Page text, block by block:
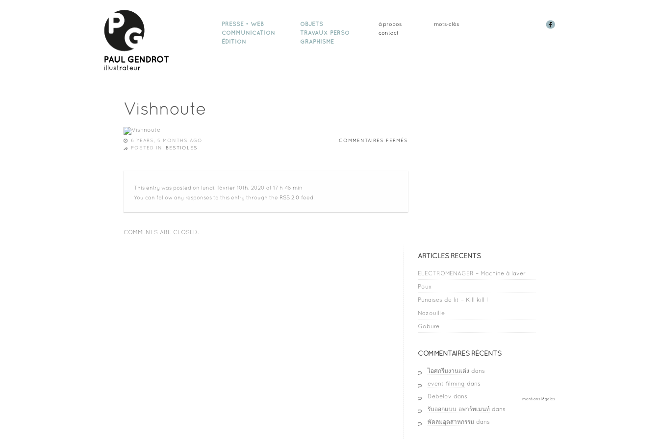
PRESSE • WEB
COMMUNICATION
ÉDITION
OBJETS
TRAVAUX PERSO
GRAPHISME
à propos
contact
mots-clés
Vishnoute
6 YEARS, 5 MONTHS AGO COMMENTAIRES FERMÉS
POSTED IN: BESTIOLES
This entry was posted on lundi, février 10th, 2020 at 17 h 48 min
You can follow any responses to this entry through the RSS 2.0 feed.
COMMENTS ARE CLOSED.
ARTICLES RÉCENTS
ELECTROMENAGER – Machine à laver
Poux
Punaises de lit – Kill kill !
Nazouille
Gobure
COMMENTAIRES RÉCENTS
ไอศกรีมงานแต่ง dans
event filming dans
Debelov dans
รับออกแบบ อพาร์ทเมนท์ dans
พัดลมอุตสาหกรรม dans
mentions légales